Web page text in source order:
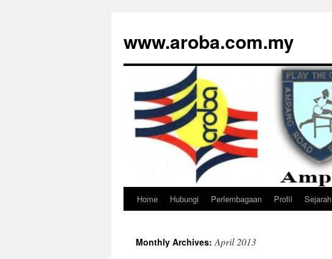
www.aroba.com.my
Skip
content
Home Hubungi Perlembagaan Profil Sejarah
Monthly Archives:April 2013